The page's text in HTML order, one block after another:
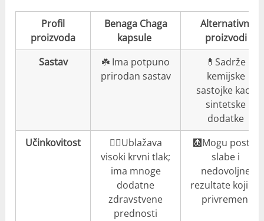
Profil
proizvoda
Benaga Chaga
kapsule
Alternativni
proizvodi
Sastav
☘️ Ima potpuno
prirodan sastav
💊Sadrže
kemijske
sastojke kao i
sintetske
dodatke
Učinkovitost
👍🏼Ublažava
visoki krvni tlak;
ima mnoge
dodatne
zdravstvene
prednosti
🩻Mogu postići
slabe i
nedovoljne
rezultate koji su
privremeni